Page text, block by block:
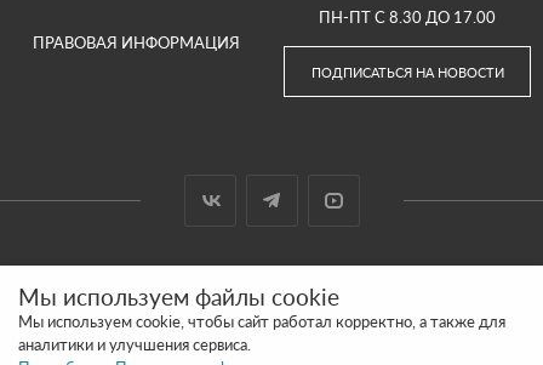
ПРАВОВАЯ ИНФОРМАЦИЯ
ПН-ПТ С 8.30 ДО 17.00
ПОДПИСАТЬСЯ НА НОВОСТИ
САЙТ СДЕЛАН И ПРОДВИГАЕТСЯ В SITE UP
Мы используем файлы cookie
Мы используем cookie, чтобы сайт работал корректно, а также для
аналитики и улучшения сервиса.